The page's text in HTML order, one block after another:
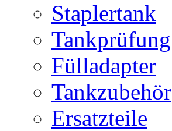
Staplertank
Tankprüfung
Fülladapter
Tankzubehör
Ersatzteile